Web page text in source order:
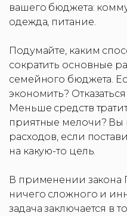
вашего бюджета:
одежда, питание.
Подумайте, каким
сократить основные
семейного бюджета.
экономить?
Меньше средств
приятные мелочи? Вы
расходов, если
на какую-то цель.
В применении закона
ничего сложного и
задача заключается в